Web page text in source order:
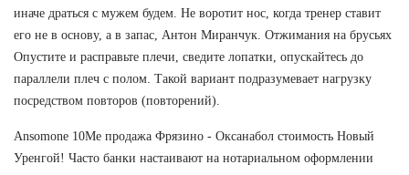
иначе драться с мужем будем. Не воротит нос, когда тренер ставит
его не в основу, а в запас, Антон Миранчук. Отжимания на брусьях
Опустите и расправьте плечи, сведите лопатки, опускайтесь до
параллели плеч с полом. Такой вариант подразумевает нагрузку
посредством повторов (повторений).
Ansomone 10Me продажа Фрязино - Оксанабол стоимость Новый
Уренгой! Часто банки настаивают на нотариальном оформлении